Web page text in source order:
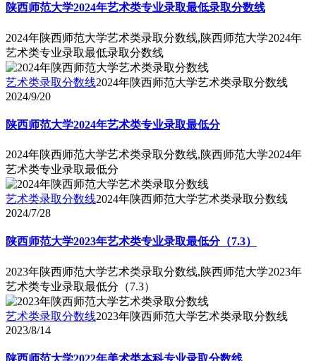
陕西师范大学2024年艺术类专业录取最低录取分数线
2024年陕西师范大学艺术类录取分数线,陕西师范大学2024年
艺术类专业录取最低录取分数线
艺术类录取分数线2024年陕西师范大学艺术类录取分数线
2024/9/20
陕西师范大学2024年艺术类专业录取最低分
2024年陕西师范大学艺术类录取分数线,陕西师范大学2024年
艺术类专业录取最低分
艺术类录取分数线2024年陕西师范大学艺术类录取分数线
2024/7/28
陕西师范大学2023年艺术类专业录取最低分（7.3）
2023年陕西师范大学艺术类录取分数线,陕西师范大学2023年
艺术类专业录取最低分（7.3）
艺术类录取分数线2023年陕西师范大学艺术类录取分数线
2023/8/14
陕西师范大学2022年美术类本科专业录取分数线